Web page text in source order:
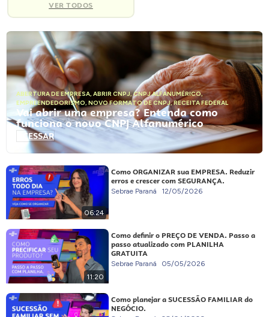
VER TODOS
ABERTURA DE EMPRESA, ABRIR CNPJ,CNPJ ALFANUMÉRICO,
EMPREENDEDORISMO, NOVO FORMATO DE CNPJ,RECEITA FEDERAL
Vai abrir uma empresa? Entenda como
funciona o novo CNPJ Alfanumérico
ACESSAR
06:24
Como ORGANIZAR sua EMPRESA. Reduzir
erros e crescer com SEGURANÇA.
Sebrae Paraná 12/05/2026
11:20
Como definir o PREÇO DE VENDA. Passo a
passo atualizado com PLANILHA
GRATUITA
Sebrae Paraná 05/05/2026
Como planejar a SUCESSÃO FAMILIAR do
NEGÓCIO.